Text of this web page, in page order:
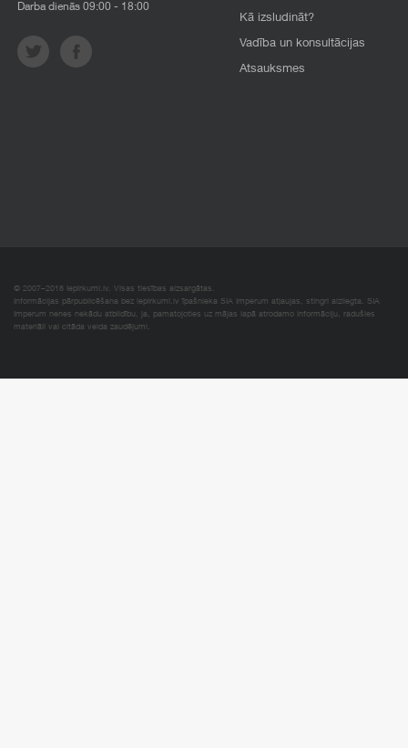
Darba dienās 09:00 - 18:00
Kā izsludināt?
Vadība un konsultācijas
Atsauksmes
© 2007–2018 Iepirkumi.lv. Visas tiesības aizsargātas.
Informācijas pārpublicēšana bez iepirkumi.lv īpašnieka SIA Imperum atļaujas, stingri aizliegta. SIA
Imperum nenes nekādu atbildību, ja, pamatojoties uz mājas lapā atrodamo informāciju, radušies
materiāli vai citāda veida zaudējumi.